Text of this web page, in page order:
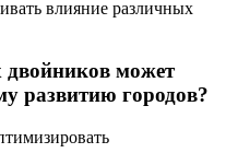
влияние различных
может
развитию городов?